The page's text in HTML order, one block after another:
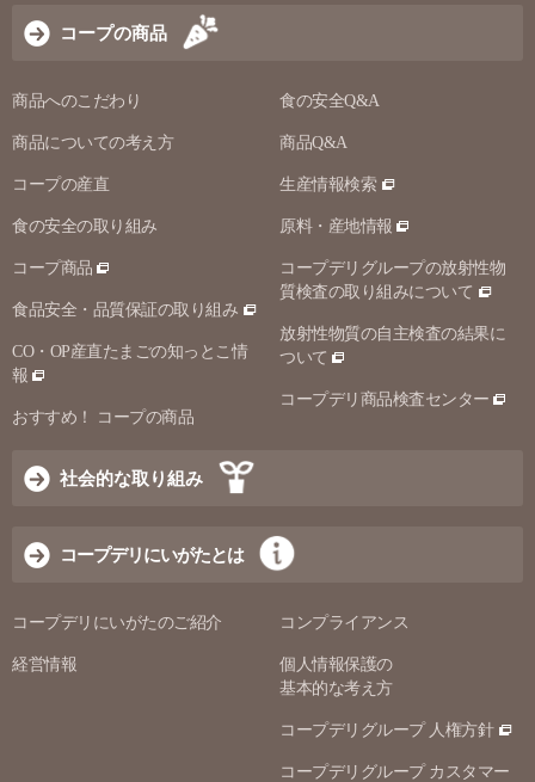
コープの商品
商品へのこだわり
商品についての考え方
コープの産直
食の安全の取り組み
コープ商品
食品安全・品質保証の取り組み
CO・OP産直たまごの知っとこ情
報
おすすめ！ コープの商品
食の安全Q&A
商品Q&A
生産情報検索
原料・産地情報
コープデリグループの放射性物
質検査の取り組みについて
放射性物質の自主検査の結果に
ついて
コープデリ商品検査センター
社会的な取り組み
コープデリにいがたとは
コープデリにいがたのご紹介
経営情報
コンプライアンス
個人情報保護の
基本的な考え方
コープデリグループ 人権方針
コープデリグループ カスタマー